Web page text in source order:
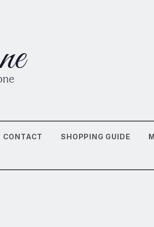
CONTACT SHOPPING GUIDE